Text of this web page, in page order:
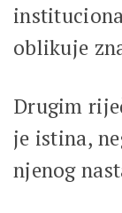
oblikuje
Drugim
je istina,
njenog